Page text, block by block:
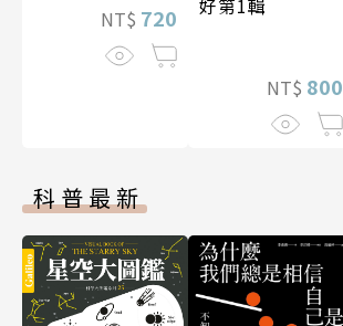
NT$ 720
好第1輯
NT$ 800
科普最新